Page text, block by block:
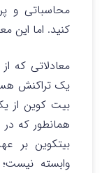
محاسباتی و
کنید. اما این
معادلاتی که
یک تراکنش
بیت کوین
همانطور که در
بیتکوین بر
وابسته